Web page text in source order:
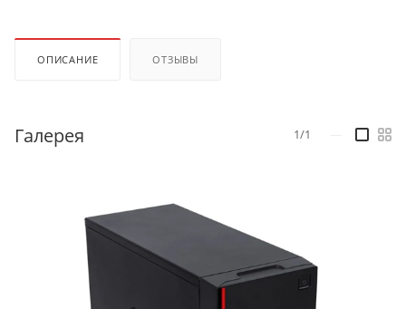
ОПИСАНИЕ ОТЗЫВЫ
Галерея 1/1